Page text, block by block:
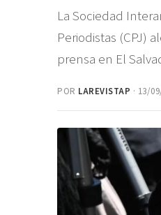
La Sociedad
Periodistas (CPJ)
prensa en El
POR LAREVISTAP · 13/